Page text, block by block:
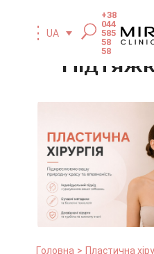
UA
+38
044
585
58
58
Головна Пластична